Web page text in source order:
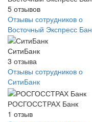
5 отзывов
Отзывы сотрудников о
Восточный Экспресс
СитиБанк
3 отзыва
Отзывы сотрудников о
СитиБанк
РОСГОССТРАХ Банк
1 отзыв